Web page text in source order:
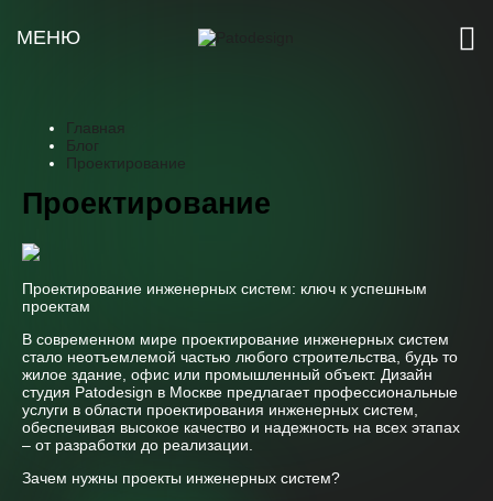
МЕНЮ
Главная
Блог
Проектирование
Проектирование
Проектирование инженерных систем: ключ к успешным
проектам
В современном мире проектирование инженерных систем
стало неотъемлемой частью любого строительства, будь то
жилое здание, офис или промышленный объект. Дизайн
студия Patodesign в Москве предлагает профессиональные
услуги в области проектирования инженерных систем,
обеспечивая высокое качество и надежность на всех этапах
– от разработки до реализации.
Зачем нужны проекты инженерных систем?